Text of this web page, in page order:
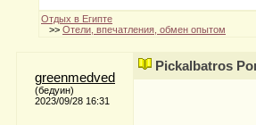
Отдых в Египте
>> Отели, впечатления, обмен опытом
greenmedved
(бедуин)
2023/09/28 16:31
Pickalbatros